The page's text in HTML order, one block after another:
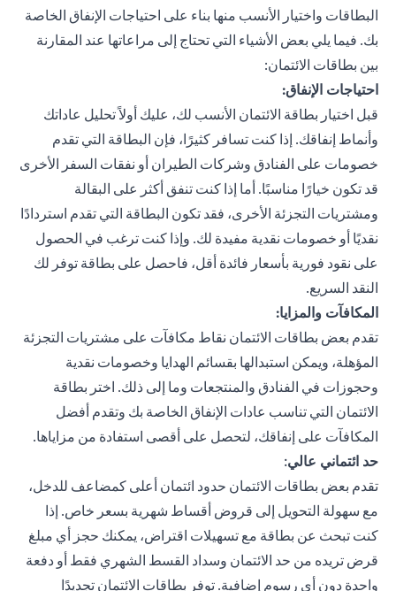
البطاقات واختيار الأنسب منها بناء على احتياجات الإنفاق الخاصة
بك. فيما يلي بعض الأشياء التي تحتاج إلى مراعاتها عند المقارنة
بين بطاقات الائتمان:
احتياجات الإنفاق:
قبل اختيار بطاقة الائتمان الأنسب لك، عليك أولاً تحليل عاداتك
وأنماط إنفاقك. إذا كنت تسافر كثيرًا، فإن البطاقة التي تقدم
خصومات على الفنادق وشركات الطيران أو نفقات السفر الأخرى
قد تكون خيارًا مناسبًا. أما إذا كنت تنفق أكثر على البقالة
ومشتريات التجزئة الأخرى، فقد تكون البطاقة التي تقدم استردادًا
نقديًا أو خصومات نقدية مفيدة لك. وإذا كنت ترغب في الحصول
على نقود فورية بأسعار فائدة أقل، فاحصل على بطاقة توفر لك
النقد السريع.
المكافآت والمزايا:
تقدم بعض بطاقات الائتمان نقاط مكافآت على مشتريات التجزئة
المؤهلة، ويمكن استبدالها بقسائم الهدايا وخصومات نقدية
وحجوزات في الفنادق والمنتجعات وما إلى ذلك. اختر بطاقة
الائتمان التي تناسب عادات الإنفاق الخاصة بك وتقدم أفضل
المكافآت على إنفاقك، لتحصل على أقصى استفادة من مزاياها.
حد ائتماني عالي:
تقدم بعض بطاقات الائتمان حدود ائتمان أعلى كمضاعف للدخل،
مع سهولة التحويل إلى قروض أقساط شهرية بسعر خاص. إذا
كنت تبحث عن بطاقة مع تسهيلات اقتراض، يمكنك حجز أي مبلغ
قرض تريده من حد الائتمان وسداد القسط الشهري فقط أو دفعة
واحدة دون أي رسوم إضافية. توفر بطاقات الائتمان تجديدًا